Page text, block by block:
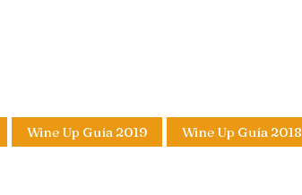
Wine Up Guía 2019 Wine Up Guía 2018